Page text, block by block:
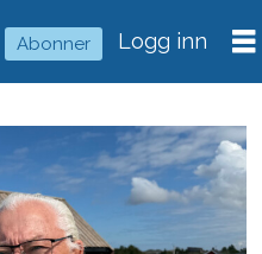
Abonner Logg inn